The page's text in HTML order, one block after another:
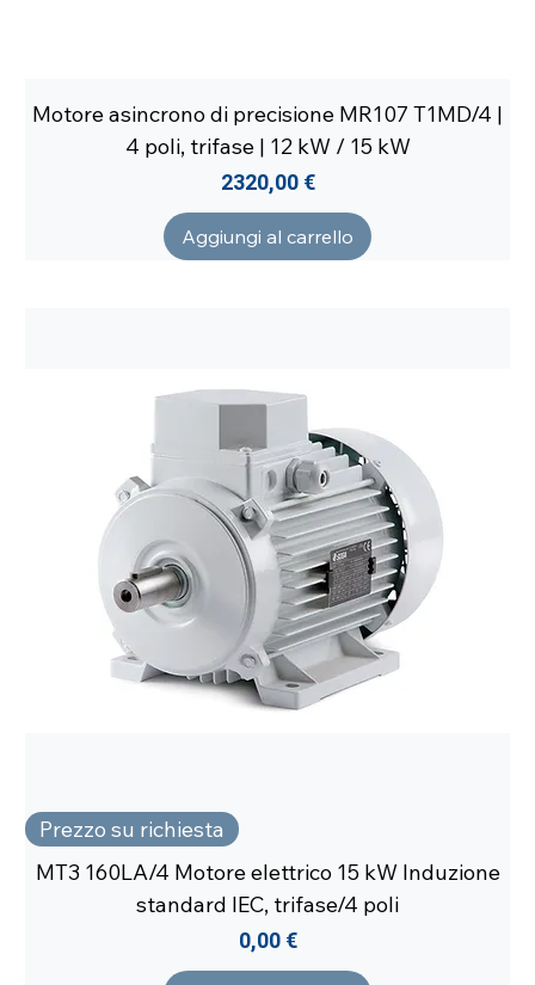
Motore asincrono di precisione MR107 T1MD/4 |
4 poli, trifase | 12 kW / 15 kW
Prezzo
2320,00 €
Aggiungi al carrello
Prezzo su richiesta
MT3 160LA/4 Motore elettrico 15 kW Induzione
standard IEC, trifase/4 poli
Prezzo
0,00 €